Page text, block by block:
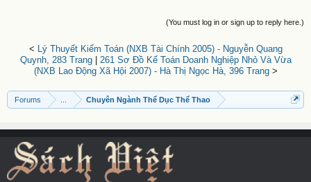
(You must log in or sign up to reply here.)
<
Lý Thuyết Kiểm Toán (NXB Tài Chính 2005) - Nguyễn Quang
Quynh, 283 Trang| 261 Sơ Đồ Kế Toán Doanh Nghiệp Nhỏ Và Vừa
(NXB Lao Động Xã Hội 2007) - Hà Thị Ngọc Hà, 396 Trang>
Forums Chuyên Ngành Thể Dục Thể Thao